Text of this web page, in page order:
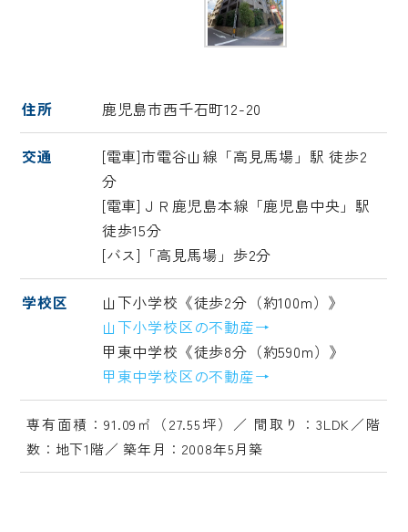
住所 鹿児島市西千石町12-20
交通
[電車]市電谷山線「高見馬場」駅 徒歩2
分
[電車]ＪＲ鹿児島本線「鹿児島中央」駅
徒歩15分
[バス]「高見馬場」歩2分
学校区
山下小学校《徒歩2分（約100m）》
山下小学校区の不動産→
甲東中学校《徒歩8分（約590m）》
甲東中学校区の不動産→
専有面積：91.09㎡（27.55坪）／ 間取り：3LDK／階
数：地下1階／ 築年月：2008年5月築